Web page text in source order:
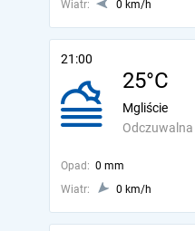
Wiatr: 0 km/h
21:00
25°C
Odczuwalna
Mgliście
Opad: 0 mm
Wiatr:
0 km/h